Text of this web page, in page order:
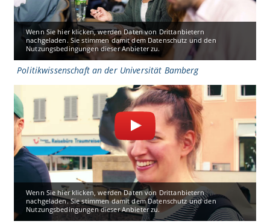
Wenn Sie hier klicken, werden Daten von Drittanbietern
nachgeladen. Sie stimmen damit dem Datenschutz und den
Nutzungsbedingungen dieser Anbieter zu.
Politikwissenschaft an der Universität Bamberg
Wenn Sie hier klicken, werden Daten von Drittanbietern
nachgeladen. Sie stimmen damit dem Datenschutz und den
Nutzungsbedingungen dieser Anbieter zu.